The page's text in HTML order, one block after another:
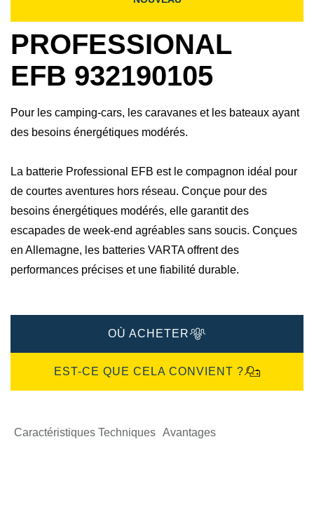
PROFESSIONAL
EFB 932190105
Pour les camping-cars, les caravanes et les bateaux ayant
des besoins énergétiques modérés.
La batterie Professional EFB est le compagnon idéal pour
de courtes aventures hors réseau. Conçue pour des
besoins énergétiques modérés, elle garantit des
escapades de week-end agréables sans soucis.​ Conçues
en Allemagne, les batteries VARTA offrent des
performances précises et une fiabilité durable.​
OÙ ACHETER
EST-CE QUE CELA CONVIENT ?
Caractéristiques Techniques Avantages